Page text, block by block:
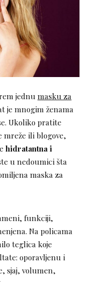
jednu masku za
je mnogim ženama
Ukoliko pratite
ili blogove,
hidratantna i
u nedoumici šta
maska za
funkciji,
Na policama
teglica koje
oporavljenu i
sjaj, volumen,